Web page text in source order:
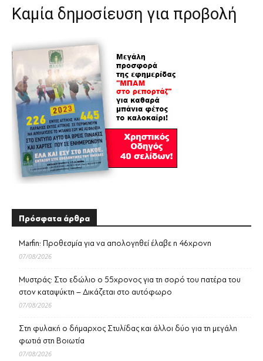
Καμία δημοσίευση για προβολή
Πρόσφατα άρθρα
Marfin: Προθεσμία για να απολογηθεί έλαβε η 46χρονη
07/08/2026
Μυστράς: Στο εδώλιο ο 55χρονος για τη σορό του πατέρα του
στον καταψύκτη – Δικάζεται στο αυτόφωρο
07/08/2026
Στη φυλακή ο δήμαρχος Στυλίδας και άλλοι δύο για τη μεγάλη
φωτιά στη Βοιωτία
07/08/2026